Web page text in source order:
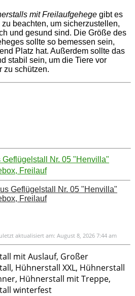
mit Freilaufgehege gibt es
beachten, um sicherzustellen,
und gesund sind. Die Größe des
sollte so bemessen sein,
Platz hat. Außerdem sollte das
stabil sein, um die Tiere vor
zu schützen.
Nr. 05 "Henvilla"
Freilauf
aktualisiert am: August 8, 2026 7:44 am
mit Auslauf, Großer
Hühnerstall XXL, Hühnerstall
Hühnerstall mit Treppe,
winterfest